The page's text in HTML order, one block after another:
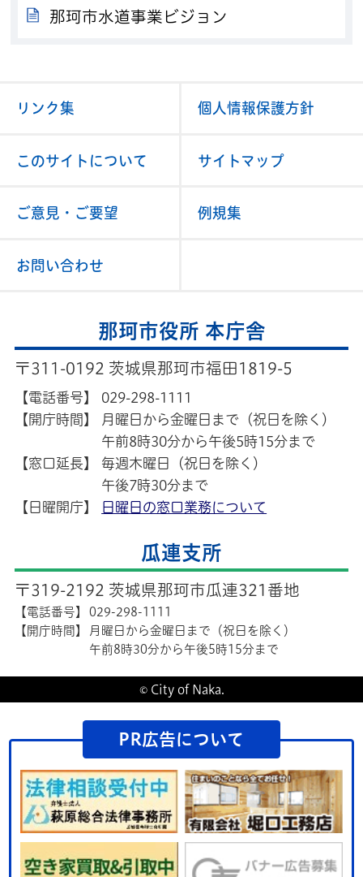
那珂市水道事業ビジョン
リンク集 個人情報保護方針
このサイトについて サイトマップ
ご意見・ご要望 例規集
お問い合わせ
那珂市役所 本庁舎
〒311-0192 茨城県那珂市福田1819-5
【電話番号】
029-298-1111
【開庁時間】
月曜日から金曜日まで（祝日を除く）
午前8時30分から午後5時15分まで
【窓口延長】
毎週木曜日（祝日を除く）
午後7時30分まで
【日曜開庁】
日曜日の窓口業務について
瓜連支所
〒319-2192 茨城県那珂市瓜連321番地
【電話番号】
029-298-1111
【開庁時間】
月曜日から金曜日まで（祝日を除く）
午前8時30分から午後5時15分まで
© City of Naka.
PR広告について